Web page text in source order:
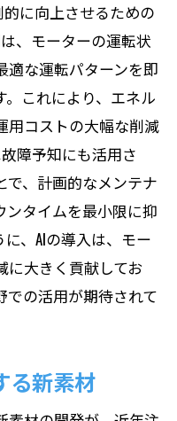
に向上させるための
、モーターの運転状
適な運転パターンを即
これにより、エネル
用コストの大幅な削減
障予知にも活用さ
で、計画的なメンテナ
ンタイムを最小限に抑
、AIの導入は、モー
に大きく貢献してお
での活用が期待されて
る新素材